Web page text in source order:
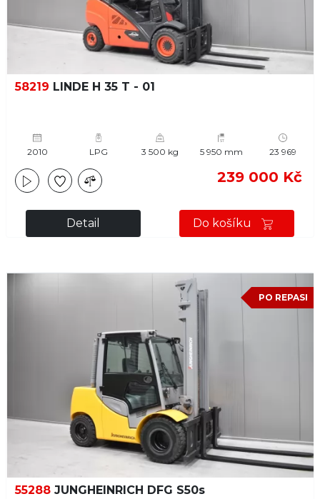
58219 LINDE H 35 T - 01
2010 LPG 3 500 kg 5 950 mm 23 969
239 000 Kč
Detail Do košíku
PO REPASI
55288 JUNGHEINRICH DFG S50s